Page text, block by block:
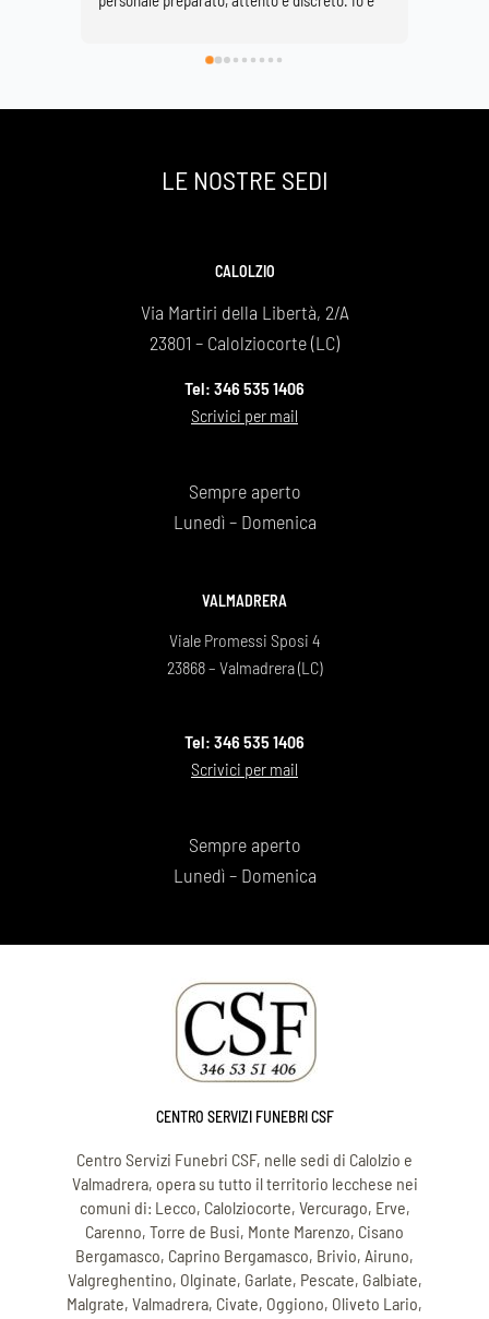
scelto e così facendo onorato al
89 anni ma che sarà per sempre la
LE NOSTRE SEDI
CALOLZIO
Via Martiri della Libertà, 2/A
23801 – Calolziocorte (LC)
Tel: 346 535 1406
Scrivici per mail
Sempre aperto
Lunedì – Domenica
VALMADRERA
Viale Promessi Sposi 4
23868 – Valmadrera (LC)
Tel: 346 535 1406
Scrivici per mail
Sempre aperto
Lunedì – Domenica
CENTRO SERVIZI FUNEBRI CSF
Centro Servizi Funebri CSF, nelle sedi di Calolzio e
Valmadrera, opera su tutto il territorio lecchese nei
comuni di: Lecco, Calolziocorte, Vercurago, Erve,
Carenno, Torre de Busi, Monte Marenzo, Cisano
Bergamasco, Caprino Bergamasco, Brivio, Airuno,
Valgreghentino, Olginate, Garlate, Pescate, Galbiate,
Malgrate, Valmadrera, Civate, Oggiono, Oliveto Lario,